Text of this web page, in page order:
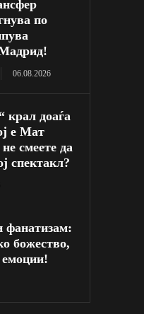
по
06.08.2026
крал доаѓа
е Мат
смеете да
спектакл?
фанатизам:
божество,
емоции!